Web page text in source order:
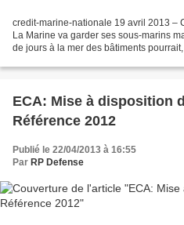
credit-marine-nationale 19 avril 2013 –
La Marine va garder ses sous-marins
de jours à la mer des bâtiments
ECA: Mise à disposition
Référence 2012
Publié le 22/04/2013 à 16:55
Par RP Defense